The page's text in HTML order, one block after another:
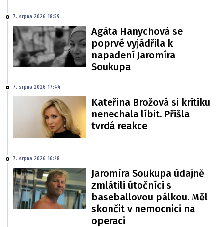
7. srpna 2026 18:59
Agáta Hanychová se
poprvé vyjádřila k
napadení Jaromíra
Soukupa
7. srpna 2026 17:44
Kateřina Brožová si kritiku
nenechala líbit. Přišla
tvrdá reakce
7. srpna 2026 16:28
Jaromíra Soukupa údajně
zmlátili útočníci s
baseballovou pálkou. Měl
skončit v nemocnici na
operaci